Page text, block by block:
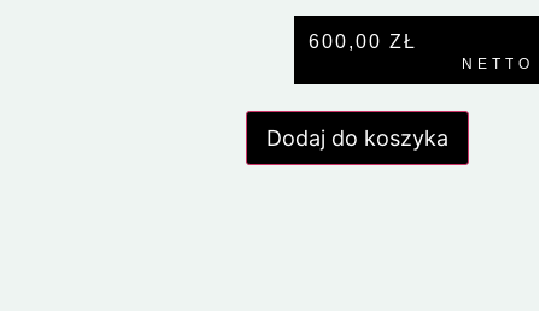
600,00 ZŁ
NETTO
Dodaj do koszyka